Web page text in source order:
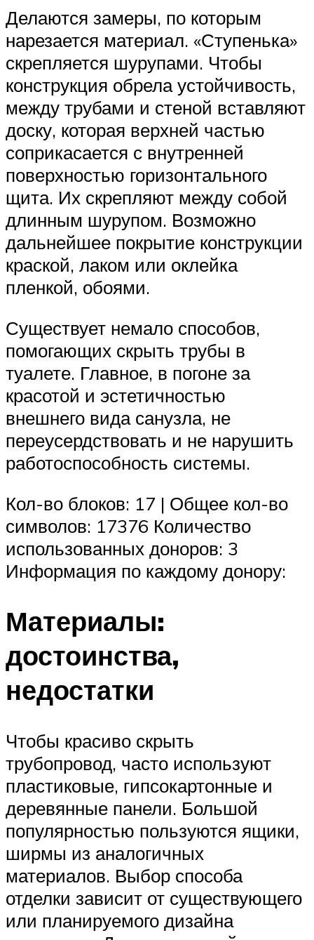
Делаются замеры, по которым
нарезается материал. «Ступенька»
скрепляется шурупами. Чтобы
конструкция обрела устойчивость,
между трубами и стеной вставляют
доску, которая верхней частью
соприкасается с внутренней
поверхностью горизонтального
щита. Их скрепляют между собой
длинным шурупом. Возможно
дальнейшее покрытие конструкции
краской, лаком или оклейка
пленкой, обоями.
Существует немало способов,
помогающих скрыть трубы в
туалете. Главное, в погоне за
красотой и эстетичностью
внешнего вида санузла, не
переусердствовать и не нарушить
работоспособность системы.
Кол-во блоков: 17 | Общее кол-во
символов: 17376 Количество
использованных доноров: 3
Информация по каждому донору:
Материалы:
достоинства,
недостатки
Чтобы красиво скрыть
трубопровод, часто используют
пластиковые, гипсокартонные и
деревянные панели. Большой
популярностью пользуются ящики,
ширмы из аналогичных
материалов. Выбор способа
отделки зависит от существующего
или планируемого дизайна